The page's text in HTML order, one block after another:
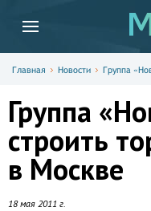
Главная Новости Группа
Группа
строить
в Москве
18 мая 2011 г.